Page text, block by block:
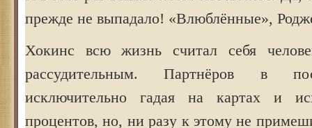
прежде не выпадало! «Влюблённые»,
Хокинс всю жизнь считал себя
рассудительным. Партнёров в
исключительно гадая на картах и
процентов, но, ни разу к этому не